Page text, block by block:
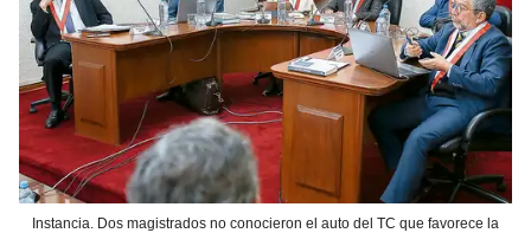
Instancia. Dos magistrados no conocieron el auto del TC que favorece la